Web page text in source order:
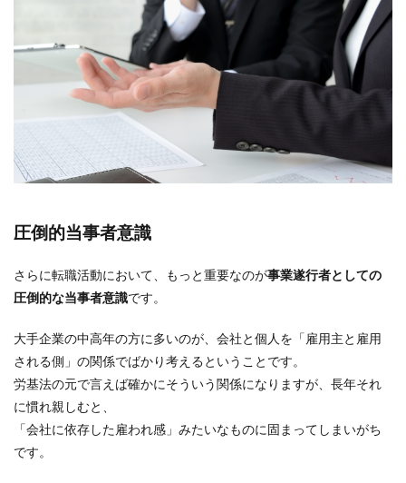
圧倒的当事者意識
さらに転職活動において、もっと重要なのが事業遂行者としての
圧倒的な当事者意識です。
大手企業の中高年の方に多いのが、会社と個人を「雇用主と雇用
される側」の関係でばかり考えるということです。
労基法の元で言えば確かにそういう関係になりますが、長年それ
に慣れ親しむと、
「会社に依存した雇われ感」みたいなものに固まってしまいがち
です。